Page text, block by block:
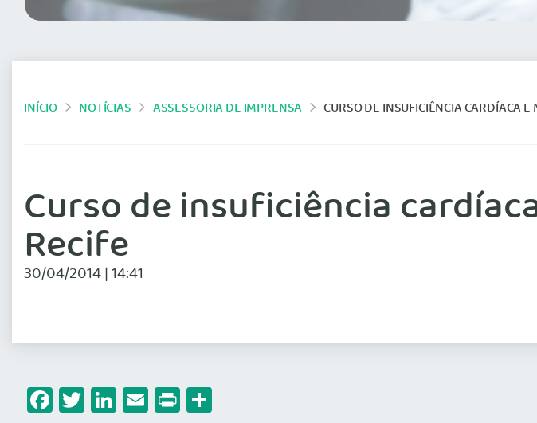
INÍCIO NOTÍCIAS ASSESSORIA DE IMPRENSA CURSO DE INSUFICIÊNCIA CARDÍACA
Curso de insuficiência
Recife
30/04/2014 | 14:41
Facebook
Twitter
LinkedIn
Email
Print